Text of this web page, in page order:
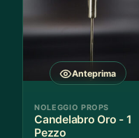
Anteprima
NOLEGGIO PROPS
Candelabro Oro - 1
Pezzo